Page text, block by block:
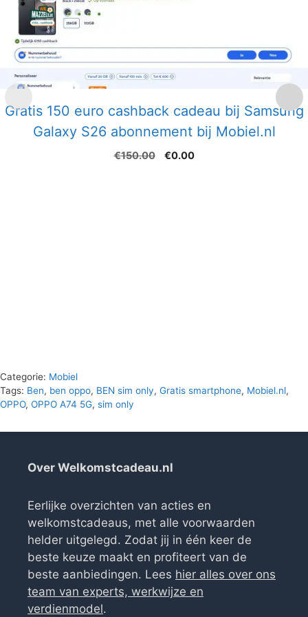
Gratis 150 euro cashback cadeau bij Samsung
Galaxy S26 abonnement bij Mobiel.nl
€150.00
Oorspronkelijke
€0.00Huidige
Categorie: Mobiel
Tags: Ben, ben oppo, BEN sim only, Gratis smartphone, Mobiel.nl,
OPPO, OPPO A74 5G, sim only
Over Welkomstcadeau.nl
Eerlijke overzichten van acties en
welkomstcadeaus, met alle voorwaarden
helder uitgelegd. Zodat jij in één keer de
beste keuze maakt en profiteert van de
beste aanbiedingen. Lees hier alles over ons
team van experts, werkwijze en
verdienmodel.